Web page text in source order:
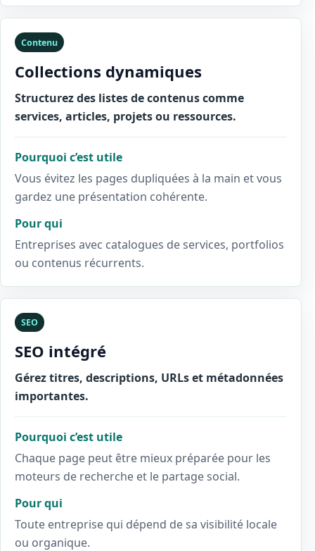
Contenu
Collections dynamiques
Structurez des listes de contenus comme
services, articles, projets ou ressources.
Pourquoi c’est utile
Vous évitez les pages dupliquées à la main et vous
gardez une présentation cohérente.
Pour qui
Entreprises avec catalogues de services, portfolios
ou contenus récurrents.
SEO
SEO intégré
Gérez titres, descriptions, URLs et métadonnées
importantes.
Pourquoi c’est utile
Chaque page peut être mieux préparée pour les
moteurs de recherche et le partage social.
Pour qui
Toute entreprise qui dépend de sa visibilité locale
ou organique.